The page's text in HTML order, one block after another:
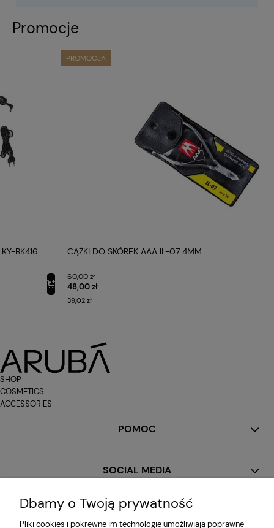
Promocje
CĄŻKI DO SKÓREK AAA IL-07 4MM
SHOP
COSMETICS
ACCESSORIES
POMOC
SOCIAL MEDIA
MOJE KONTO
Dbamy o Twoją prywatność
Pliki cookies i pokrewne im technologie umożliwiają poprawne